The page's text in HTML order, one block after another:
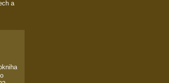
a